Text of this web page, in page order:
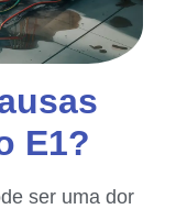
E1?
ser uma dor